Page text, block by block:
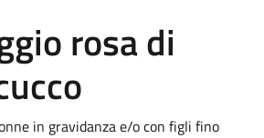
rosa di
in gravidanza e/o con figli fino